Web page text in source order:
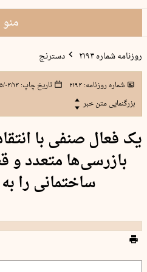
منو
روزنامه شماره ۲۱۹۳ دسترنج
شماره روزنامه:۲۱۹۳ تاریخ چاپ:۱۴۰۵/
بزرگنمایی متن خبر
یک فعال صنفی با
بازرسی‌ها متعدد و
ساختمانی را